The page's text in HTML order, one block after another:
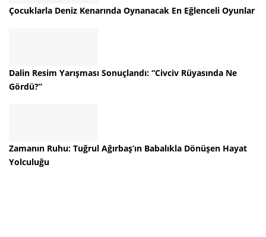
Çocuklarla Deniz Kenarında Oynanacak En Eğlenceli Oyunlar
Dalin Resim Yarışması Sonuçlandı: “Civciv Rüyasında Ne
Gördü?”
Zamanın Ruhu: Tuğrul Ağırbaş’ın Babalıkla Dönüşen Hayat
Yolculuğu